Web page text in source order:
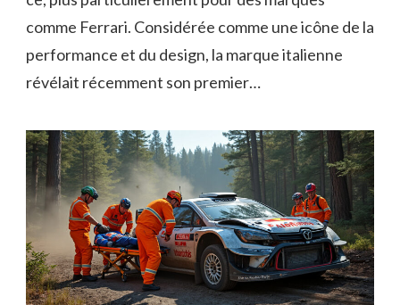
comme Ferrari. Considérée comme une icône de la
performance et du design, la marque italienne
révélait récemment son premier…